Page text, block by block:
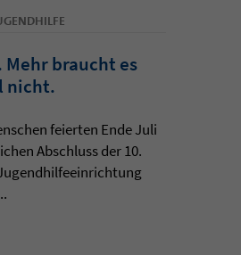
braucht es
nicht.
feierten Ende Juli
Abschluss der 10.